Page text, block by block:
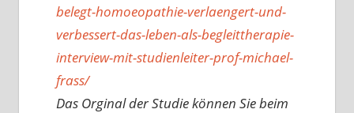
belegt-homoeopathie-verlaengert-und-
verbessert-das-leben-als-begleittherapie-
interview-mit-studienleiter-prof-michael-
frass/
Das Orginal der Studie können Sie beim